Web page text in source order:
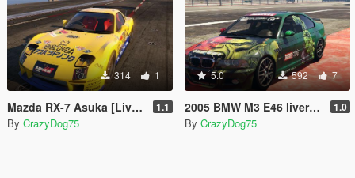
314 1
Mazda RX-7 Asuka [Livery] 1.1
By CrazyDog75
5.0 592 7
2005 BMW M3 E46 liveries 1.0
By CrazyDog75